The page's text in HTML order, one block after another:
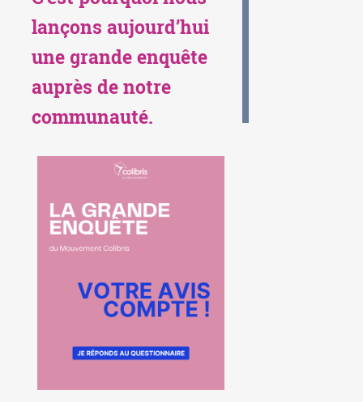
lançons aujourd’hui
une grande enquête
auprès de notre
communauté.